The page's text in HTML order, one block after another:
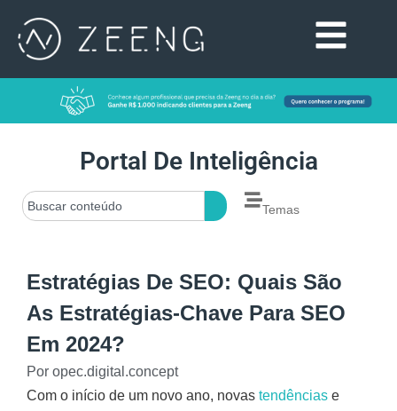
Portal De Inteligência
Temas
Estratégias De SEO: Quais São
As Estratégias-Chave Para SEO
Em 2024?
Por opec.digital.concept
Com o início de um novo ano, novas tendências e